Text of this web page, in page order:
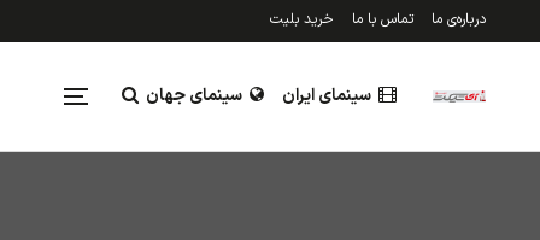
درباره‌ی ما تماس با ما خرید بلیت
سینمای ایران سینمای جهان